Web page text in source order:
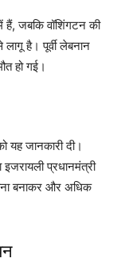
जबकि वॉशिंगटन की
है। पूर्वी लेबनान
हो गई।
यह जानकारी दी।
प्रधानमंत्री
बनाकर और अधिक